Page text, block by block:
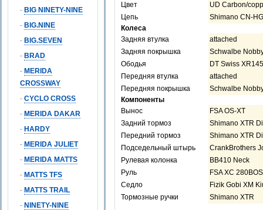
- BIG NINETY-NINE
- BIG.NINE
- BIG.SEVEN
- BRAD
- MERIDA
CROSSWAY
- CYCLO CROSS
- MERIDA DAKAR
- HARDY
- MERIDA JULIET
- MERIDA MATTS
- MATTS TFS
- MATTS TRAIL
- NINETY-NINE
Цвет
UD Carbon/
Цепь
Shimano CN-
Колеса
Задняя втулка
attached
Задняя покрышка
Schwalbe
Ободья
DT Swiss
Передняя втулка
attached
Передняя покрышка
Schwalbe
Компоненты
Вынос
FSA OS-XT
Задний тормоз
Shimano XTR
Передний тормоз
Shimano XTR
Подседельный штырь
CrankBrothers
Рулевая колонка
BB410 Neck
Руль
FSA XC
Седло
Fizik Gobi XM
Тормозные ручки
Shimano XTR